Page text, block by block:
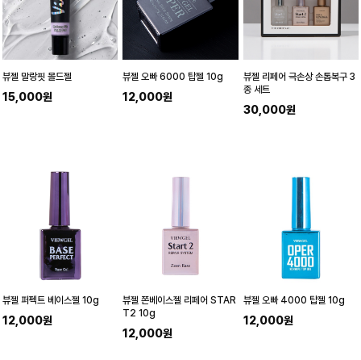
뷰젤 말랑핏 몰드젤
15,000원
뷰젤 오빠 6000 탑젤 10g
12,000원
뷰젤 리페어 극손상 손톱복구 3
종 세트
30,000원
뷰젤 퍼펙트 베이스젤 10g
12,000원
뷰젤 쫀베이스젤 리페어 STAR
T2 10g
12,000원
뷰젤 오빠 4000 탑젤 10g
12,000원